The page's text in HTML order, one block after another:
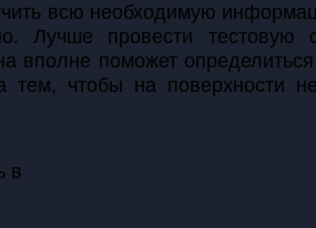
всю необходимую
Лучше провести тестовую
вполне поможет
тем, чтобы на поверхности